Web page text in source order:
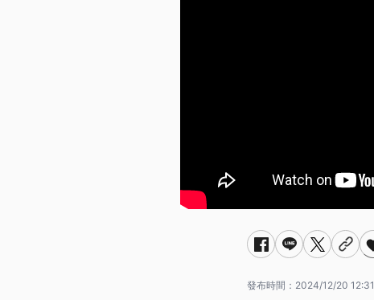
發布時間： 2024/12/20 12:31